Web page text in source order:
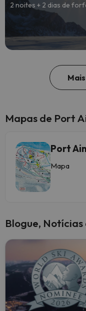
2 noites + 2 dias de
Mapas de Port
Port
Mapa
Blogue, Notícias